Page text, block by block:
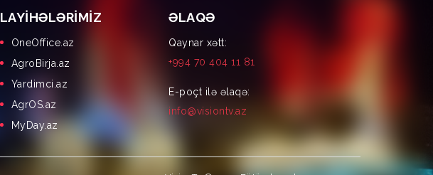
LAYIHƏLƏRIMIZ
OneOffice.az
AgroBirja.az
Yardimci.az
AgrOS.az
MyDay.az
ƏLAQƏ
Qaynar xətt:
+994 70 404 11 81
E-poçt ilə əlaqə:
info@visiontv.az